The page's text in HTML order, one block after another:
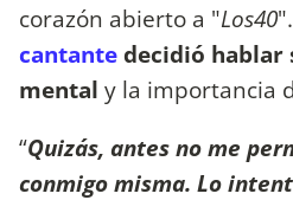
corazón abierto a "Los40
cantantedecidió hablar
mental y la importancia
“Quizás, antes no me
conmigo misma. Lo